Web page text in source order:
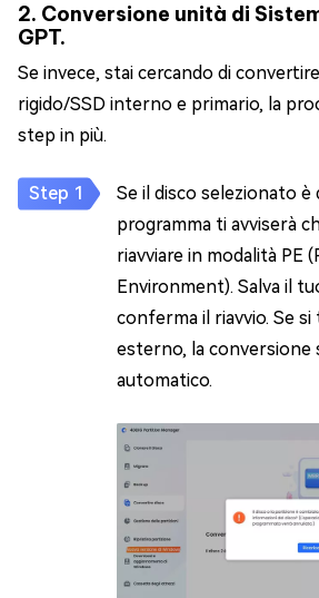
2. Conversione unità di
GPT.
Se invece, stai cercando di
rigido/SSD interno e primario, la
step in più.
Se il disco selezionato è
programma ti avviserà
riavviare in modalità PE
Environment). Salva il
conferma il riavvio. Se
esterno, la conversione
automatico.